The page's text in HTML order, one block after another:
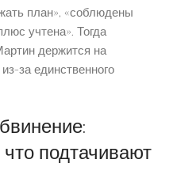
план», «соблюдены
учтена». Тогда
держится на
за единственного
подтачивают